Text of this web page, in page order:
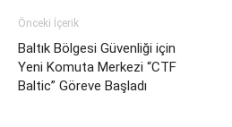
Önceki İçerik
Baltık Bölgesi Güvenliği için
Yeni Komuta Merkezi “CTF
Baltic” Göreve Başladı